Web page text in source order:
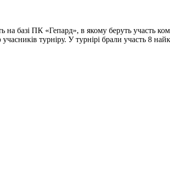
на базі ПК «Гепард», в якому беруть участь
учасників турніру. У турнірі брали участь